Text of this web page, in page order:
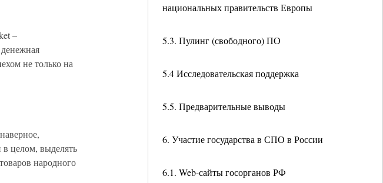
национальных правительств Европы
5.3. Пулинг (свободного) ПО
5.4 Исследовательская поддержка
5.5. Предварительные выводы
6. Участие государства в СПО в России
6.1. Web-сайты госорганов РФ
–
не только на
целом, выделять
народного